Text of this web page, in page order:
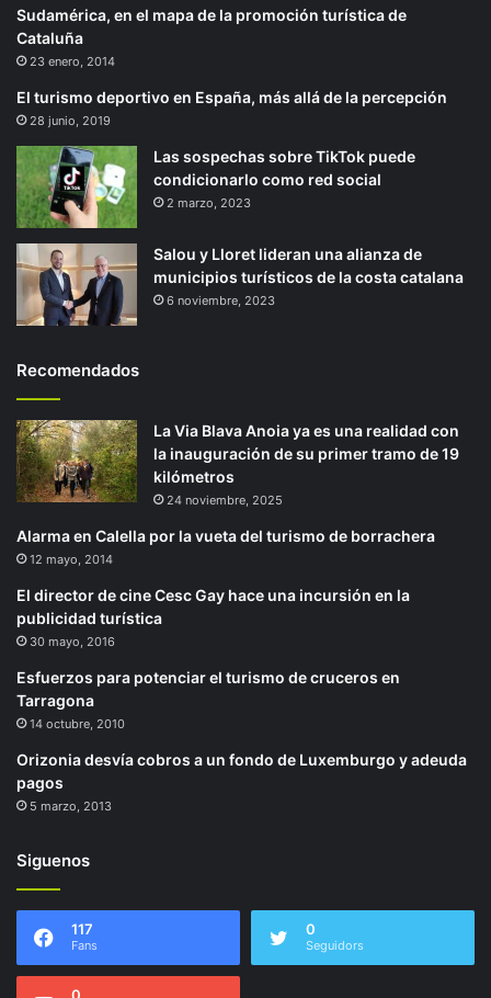
Sudamérica, en el mapa de la promoción turística de
Cataluña
23 enero, 2014
El turismo deportivo en España, más allá de la percepción
28 junio, 2019
Las sospechas sobre TikTok puede
condicionarlo como red social
2 marzo, 2023
Salou y Lloret lideran una alianza de
municipios turísticos de la costa catalana
6 noviembre, 2023
Recomendados
La Via Blava Anoia ya es una realidad con
la inauguración de su primer tramo de 19
kilómetros
24 noviembre, 2025
Alarma en Calella por la vueta del turismo de borrachera
12 mayo, 2014
El director de cine Cesc Gay hace una incursión en la
publicidad turística
30 mayo, 2016
Esfuerzos para potenciar el turismo de cruceros en
Tarragona
14 octubre, 2010
Orizonia desvía cobros a un fondo de Luxemburgo y adeuda
pagos
5 marzo, 2013
Siguenos
117
Fans
0
Seguidors